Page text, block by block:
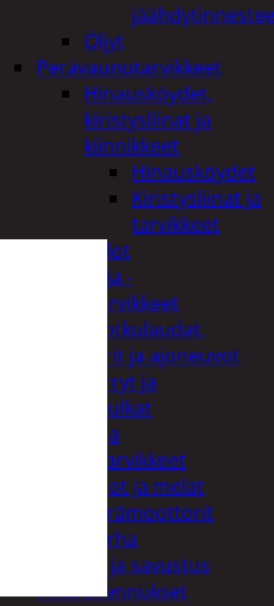
Öljyt
Perävaunutarvikkeet
Hinausköydet,
kiristysliinat ja
kiinnikkeet
Hinausköydet
Kiristysliinat ja
tarvikkeet
Valot
Rengas ja -
vannetarvikkeet
Sähköpotkulaudat,
skootterit ja ajoneuvot
Tukkikärryt ja
juontopulkat
Veneet ja
veneilytarvikkeet
Airot ja melat
Perämoottorit
Piha ja puutarha
Grillaus ja savustus
Piharakennukset